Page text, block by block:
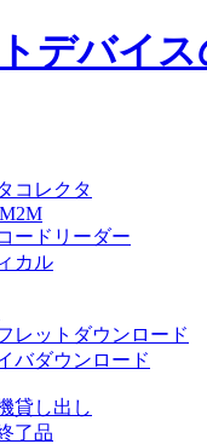
コレクタ
ードリーダー
カル
レットダウンロード
バダウンロード
貸し出し
了品